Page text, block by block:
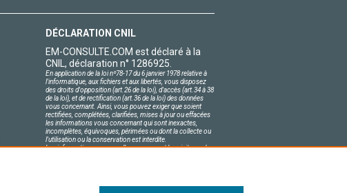
DÉCLARATION CNIL
EM-CONSULTE.COM est déclaré à la
CNIL, déclaration n° 1286925.
En application de la loi nº78-17 du 6 janvier 1978 relative à
l'informatique, aux fichiers et aux libertés, vous disposez
des droits d'opposition (art.26 de la loi), d'accès (art.34 à 38
de la loi), et de rectification (art.36 de la loi) des données
vous concernant. Ainsi, vous pouvez exiger que soient
rectifiées, complétées, clarifiées, mises à jour ou effacées
les informations vous concernant qui sont inexactes,
incomplètes, équivoques, périmées ou dont la collecte ou
l'utilisation ou la conservation est interdite.
Les informations personnelles concernant les visiteurs de